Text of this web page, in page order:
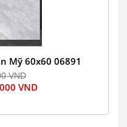
Mỹ 60x60 06891
VND
VND